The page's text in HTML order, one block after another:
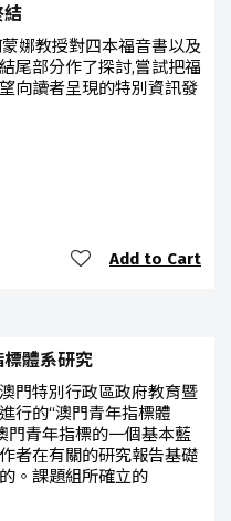
結
娜教授對四本福音書以及
尾部分作了探討,嘗試把福
向讀者呈現的特別資訊發
Add to Cart
體系研究
門特別行政區政府教育暨
行的“澳門青年指標體
門青年指標的一個基本藍
者在有關的研究報告基礎
。課題組所確立的